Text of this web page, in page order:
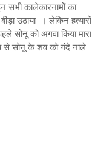
सभी कालेकारनामों का
उठाया । लेकिन हत्यारों
सोनू को अगवा किया मारा
से सोनू के शव को गंदे नाले